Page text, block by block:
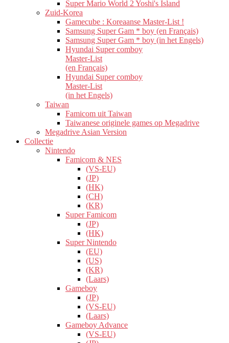
Super Mario World 2 Yoshi's Island
Zuid-Korea
Gamecube : Koreaanse Master-List !
Samsung Super Gam * boy (en Français)
Samsung Super Gam * boy (in het Engels)
Hyundai Super comboy
Master-List
(en Français)
Hyundai Super comboy
Master-List
(in het Engels)
Taiwan
Famicom uit Taiwan
Taiwanese originele games op Megadrive
Megadrive Asian Version
Collectie
Nintendo
Famicom & NES
(VS-EU)
(JP)
(HK)
(CH)
(KR)
Super Famicom
(JP)
(HK)
Super Nintendo
(EU)
(US)
(KR)
(Laars)
Gameboy
(JP)
(VS-EU)
(Laars)
Gameboy Advance
(VS-EU)